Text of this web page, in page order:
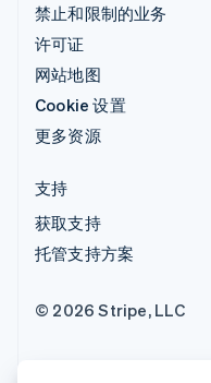
禁止和限制的业务
许可证
网站地图
Cookie 设置
更多资源
支持
获取支持
托管支持方案
© 2026 Stripe, LLC